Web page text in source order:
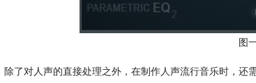
图
除了对人声的直接处理之外，在制作人声流行音乐时，还